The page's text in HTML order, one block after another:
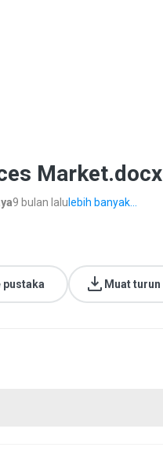
Market.docx
9 bulan lalu lebih banyak...
pustaka Muat turun